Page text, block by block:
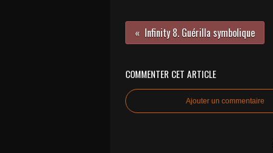
Infinity 8. Guérilla symbolique
COMMENTER CET ARTICLE
Ajouter un commentaire